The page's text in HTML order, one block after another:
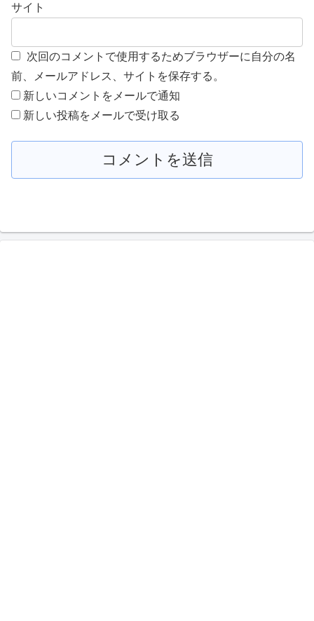
サイト
次回のコメントで使用するためブラウザーに自分の名
前、メールアドレス、サイトを保存する。
新しいコメントをメールで通知
新しい投稿をメールで受け取る